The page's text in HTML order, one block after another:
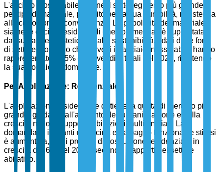
L'acciaio inossidabile rimane il sottosegmento più grande
per tipo di materiale, preferito per la sua durabilità, resistenza
alla corrosione e convenienza. La popolarità del materiale
sia nelle cucine residenziali che commerciali è supportata
dal suo appeal estetico e dalla sostenibilità. I dati delle fonti
di settore mostrano che i lavelli in acciaio inossidabile hanno
rappresentato il 45% delle vendite totali nel 2024, riflettendo
la sua posizione dominante.
Per Applicazione: Residenziale
L'applicazione residenziale detiene la quota di mercato più
grande, guidata dall'aumento dell'urbanizzazione e dalla
crescita nello sviluppo di abitazioni multifamiliari. La
domanda di impianti da cucina e da bagno funzionali e stilosi
è aumentata, con i progetti di costruzione residenziale in
crescita del 6% nel 2024, secondo i rapporti del settore
abitativo.